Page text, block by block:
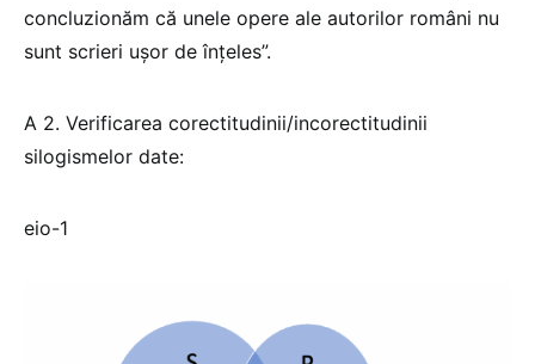
concluzionăm că unele opere ale autorilor români nu
sunt scrieri ușor de înțeles”.
A 2. Verificarea corectitudinii/incorectitudinii
silogismelor date:
eio-1